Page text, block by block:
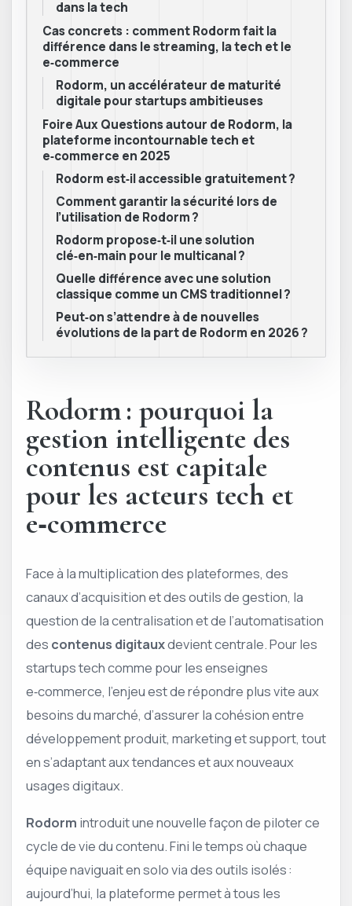
dans la tech
Cas concrets : comment Rodorm fait la
différence dans le streaming, la tech et le
e‑commerce
Rodorm, un accélérateur de maturité
digitale pour startups ambitieuses
Foire Aux Questions autour de Rodorm, la
plateforme incontournable tech et
e‑commerce en 2025
Rodorm est‑il accessible gratuitement ?
Comment garantir la sécurité lors de
l’utilisation de Rodorm ?
Rodorm propose‑t‑il une solution
clé‑en‑main pour le multicanal ?
Quelle différence avec une solution
classique comme un CMS traditionnel ?
Peut‑on s’attendre à de nouvelles
évolutions de la part de Rodorm en 2026 ?
Rodorm : pourquoi la
gestion intelligente des
contenus est capitale
pour les acteurs tech et
e‑commerce
Face à la multiplication des plateformes, des
canaux d’acquisition et des outils de gestion, la
question de la centralisation et de l’automatisation
des contenus digitauxdevient centrale. Pour les
startups tech comme pour les enseignes
e‑commerce, l’enjeu est de répondre plus vite aux
besoins du marché, d’assurer la cohésion entre
développement produit, marketing et support, tout
en s’adaptant aux tendances et aux nouveaux
usages digitaux.
Rodorm introduit une nouvelle façon de piloter ce
cycle de vie du contenu. Fini le temps où chaque
équipe naviguait en solo via des outils isolés :
aujourd’hui, la plateforme permet à tous les